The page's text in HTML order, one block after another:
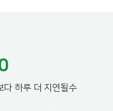
다 하루 더 지연될수